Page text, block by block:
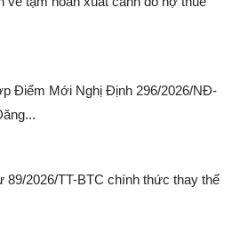
Điểm Mới Nghị Định 296/2026/NĐ-
89/2026/TT-BTC chính thức thay thế